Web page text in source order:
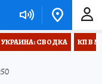
УКРАИНА: СВОДКА КП В